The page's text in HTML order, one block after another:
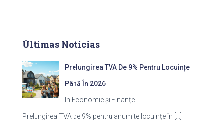
Últimas Notícias
Prelungirea TVA De 9% Pentru Locuințe
Până În 2026
In Economie și Finanțe
Prelungirea TVA de 9% pentru anumite locuințe în